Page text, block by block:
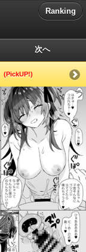
Ranking
次へ
(PickUP!)